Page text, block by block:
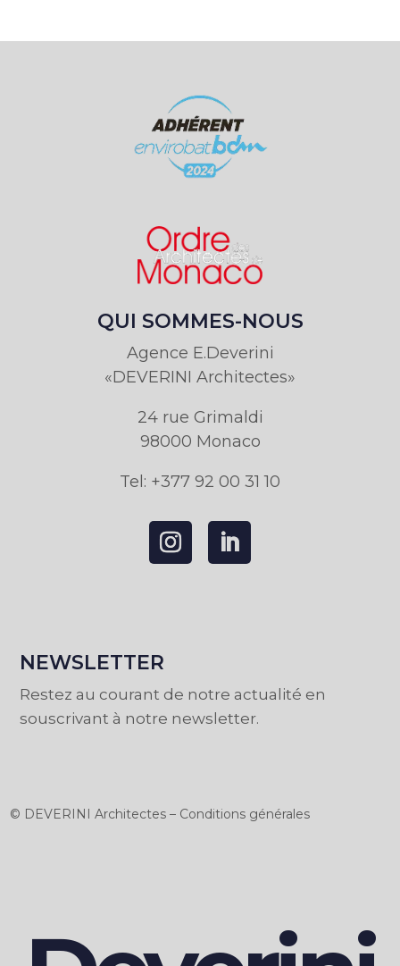
QUI SOMMES-NOUS
Agence E.Deverini
«DEVERINI Architectes»
24 rue Grimaldi
98000 Monaco
Tel: +377 92 00 31 10
NEWSLETTER
Restez au courant de notre actualité en
souscrivant à notre newsletter.
© DEVERINI Architectes – Conditions générales